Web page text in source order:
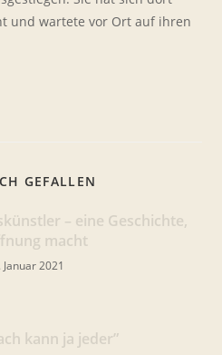
und wartete vor Ort auf ihren
GEFALLEN
– eine Geschichte,
macht
Januar 2021
kann ja jeder”